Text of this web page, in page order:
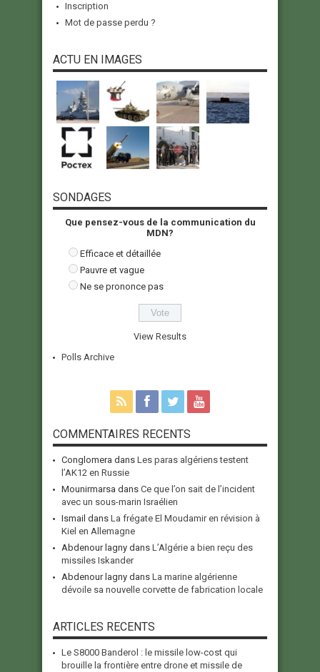
Inscription
Mot de passe perdu ?
ACTU EN IMAGES
SONDAGES
Que pensez-vous de la communication du
MDN?
Efficace et détaillée
Pauvre et vague
Ne se prononce pas
View Results
Polls Archive
COMMENTAIRES RECENTS
Conglomera dans Les paras algériens testent
l’AK12 en Russie
Mounirmarsa dans Ce que l’on sait de l’incident
avec un sous-marin Israélien
Ismail dans La frégate El Moudamir en révision à
Kiel en Allemagne
Abdenour lagny dans L’Algérie a bien reçu des
missiles Iskander
Abdenour lagny dans La marine algérienne
dévoile sa nouvelle corvette de fabrication locale
ARTICLES RECENTS
Le S8000 Banderol : le missile low-cost qui
brouille la frontière entre drone et missile de